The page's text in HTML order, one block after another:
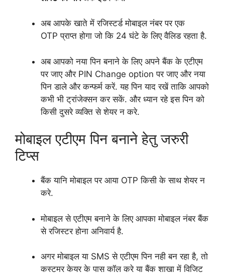
अब आपके खाते में रजिस्टर्ड मोबाइल नंबर पर एक
OTP प्राप्त होगा जो कि 24 घंटे के लिए वैलिड रहता है.
अब आपको नया पिन बनाने के लिए अपने बैंक के एटीएम
पर जाए और PIN Change option पर जाए और नया
पिन डाले और कन्फर्म करें. यह पिन याद रखें ताकि आपको
कभी भी ट्रांजेक्सन कर सकें. और ध्यान रहे इस पिन को
किसी दुसरे व्यक्ति से शेयर न करे.
मोबाइल एटीएम पिन बनाने हेतु जरुरी
टिप्स
बैंक यानि मोबाइल पर आया OTP किसी के साथ शेयर न
करे.
मोबाइल से एटीएम बनाने के लिए आपका मोबाइल नंबर बैंक
से रजिस्टर होना अनिवार्य है.
अगर मोबाइल या SMS से एटीएम पिन नही बन रहा है, तो
कस्टमर केयर के पास कॉल करे या बैंक शाखा में विजिट